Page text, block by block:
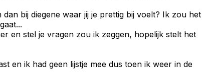
bij diegene waar jij je prettig bij voelt? Ik zou het
en stel je vragen zou ik zeggen, hopelijk stelt het
en ik had geen lijstje mee dus toen ik weer in de